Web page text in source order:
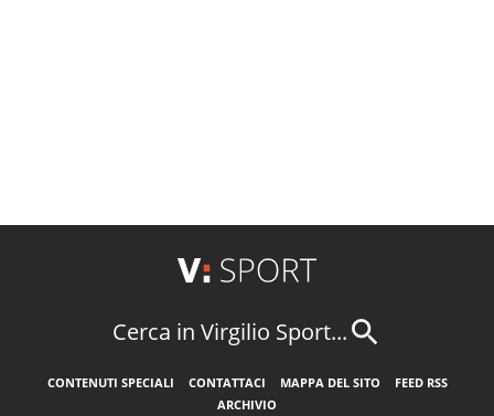
Cerca in Virgilio Sport...
CONTENUTI SPECIALI CONTATTACI MAPPA DEL SITO
FEED RSS
ARCHIVIO